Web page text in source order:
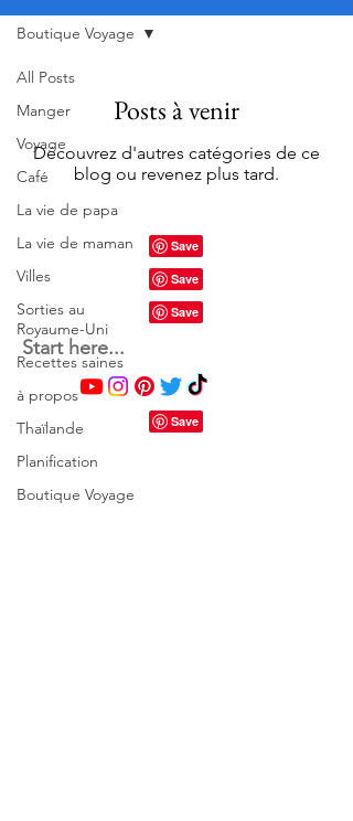
All Posts
Manger
Voyage
Café
La vie de papa
La vie de maman
Villes
Sorties au
Royaume-Uni
Recettes saines
à propos
Thaïlande
Planification
Boutique Voyage
Boutique Voyage
Posts à venir
Découvrez d'autres catégories de ce
blog ou revenez plus tard.
Start here...